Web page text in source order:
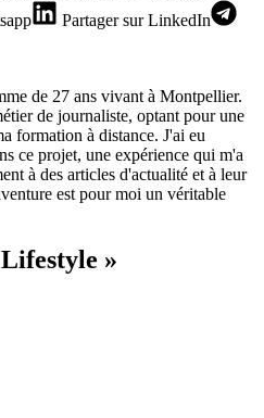
Partagersur LinkedIn
de 27 ans vivant à Montpellier.
de journaliste, optant pour une
formation à distance. J'ai eu
ce projet, une expérience qui m'a
à des articles d'actualité et à leur
est pour moi un véritable
»